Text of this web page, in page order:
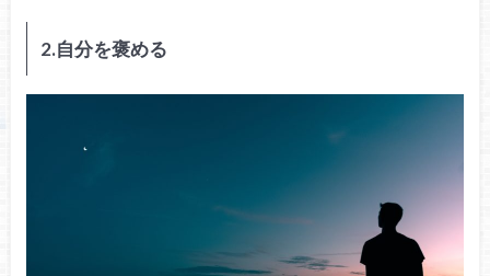
2.自分を褒める